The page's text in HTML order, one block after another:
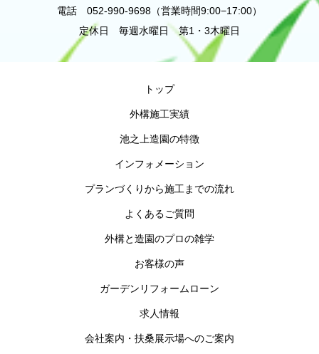
電話 052-990-9698（営業時間9:00−17:00）
定休日 毎週水曜日 第1・3木曜日
トップ
外構施工実績
池之上造園の特徴
インフォメーション
プランづくりから施工までの流れ
よくあるご質問
外構と造園のプロの雑学
お客様の声
ガーデンリフォームローン
求人情報
会社案内・扶桑展示場へのご案内